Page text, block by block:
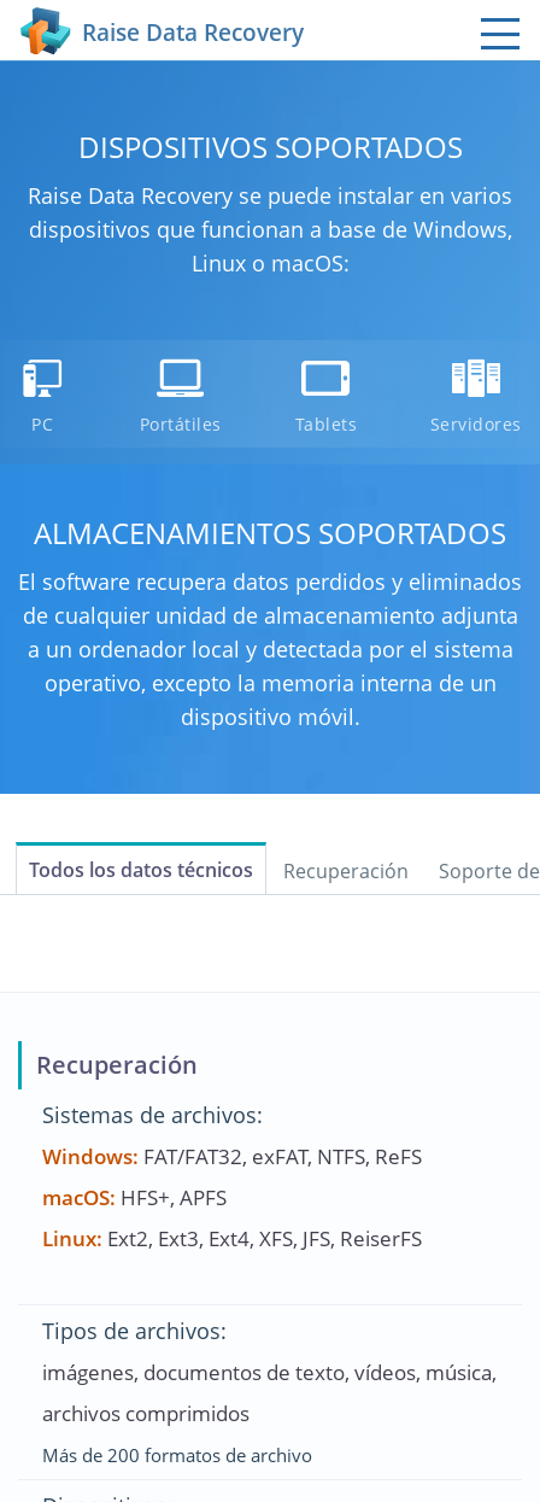
Raise Data Recovery
DISPOSITIVOS SOPORTADOS
Raise Data Recovery se puede instalar en varios
dispositivos que funcionan a base de Windows,
Linux o macOS:
PC Portátiles Tablets Servidores
ALMACENAMIENTOS SOPORTADOS
El software recupera datos perdidos y eliminados
de cualquier unidad de almacenamiento adjunta
a un ordenador local y detectada por el sistema
operativo, excepto la memoria interna de un
dispositivo móvil.
Todos los datos técnicos Recuperación Soporte
Recuperación
Sistemas de archivos:
Windows: FAT/FAT32, exFAT, NTFS, ReFS
macOS: HFS+, APFS
Linux: Ext2, Ext3, Ext4, XFS, JFS, ReiserFS
Tipos de archivos:
imágenes, documentos de texto, vídeos, música,
archivos comprimidos
Más de 200 formatos de archivo